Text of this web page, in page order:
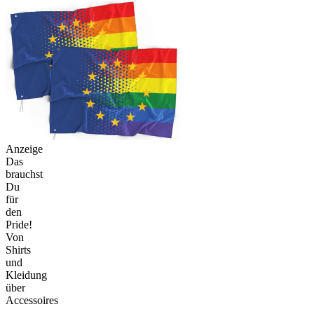
Anzeige
Das
brauchst
Du
für
den
Pride!
Von
Shirts
und
Kleidung
über
Accessoires